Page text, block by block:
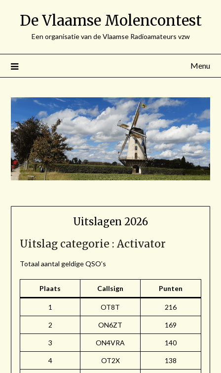
De Vlaamse Molencontest
Een organisatie van de Vlaamse Radioamateurs vzw
Menu
Uitslagen 2026
Uitslag categorie : Activator
Totaal aantal geldige QSO’s
Plaats Callsign Punten
1 OT8T 216
2 ON6ZT 169
3 ON4VRA 140
4 OT2X 138